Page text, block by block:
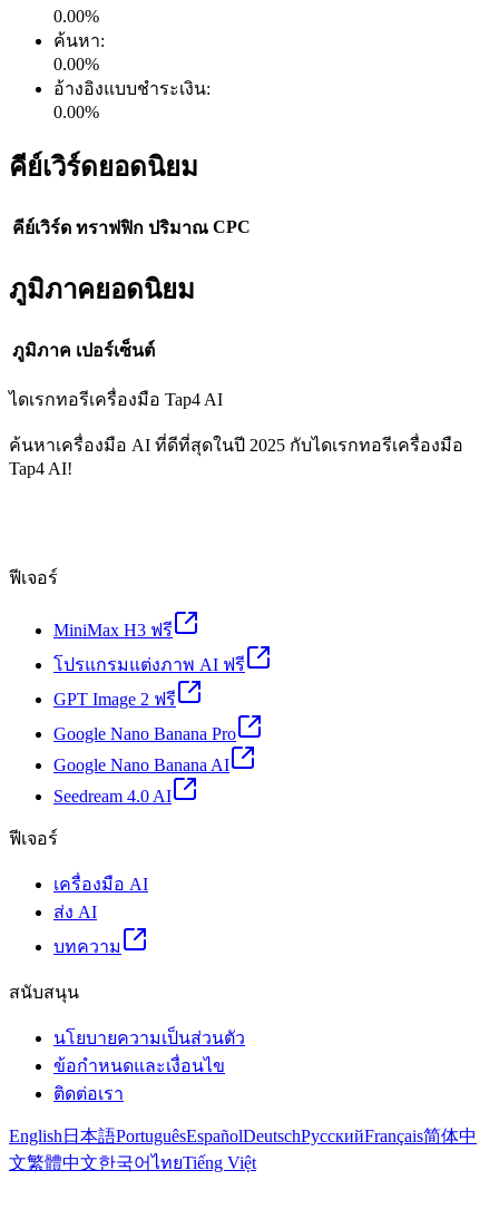
0.00%
ค้นหา:
0.00%
อ้างอิงแบบชำระเงิน:
0.00%
คีย์เวิร์ดยอดนิยม
คีย์เวิร์ด ทราฟฟิก ปริมาณ CPC
ภูมิภาคยอดนิยม
ภูมิภาค เปอร์เซ็นต์
ไดเรกทอรีเครื่องมือ Tap4 AI
ค้นหาเครื่องมือ AI ที่ดีที่สุดในปี 2025 กับไดเรกทอรีเครื่องมือ
Tap4 AI!
ฟีเจอร์
MiniMax H3 ฟรี
โปรแกรมแต่งภาพ AI ฟรี
GPT Image 2 ฟรี
Google Nano Banana Pro
Google Nano Banana AI
Seedream 4.0 AI
ฟีเจอร์
เครื่องมือ AI
ส่ง AI
บทความ
สนับสนุน
นโยบายความเป็นส่วนตัว
ข้อกำหนดและเงื่อนไข
ติดต่อเรา
English 日本語PortuguêsEspañolDeutschРусскийFrançais简体中
文繁體中文한국어ไทยTiếng Việt